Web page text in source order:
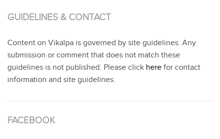
GUIDELINES & CONTACT
Content on Vikalpa is governed by site guidelines. Any
submission or comment that does not match these
guidelines is not published. Please click here for contact
information and site guidelines.
FACEBOOK